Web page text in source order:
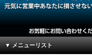
▼ メニューリスト